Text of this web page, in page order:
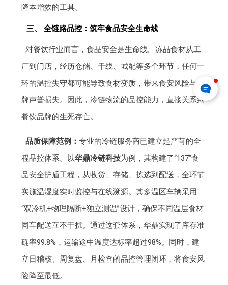
降本增效的工具。
三、 全链路品控：筑牢食品安全生命线
对餐饮行业而言，食品安全是生命线。冻品食材从工
厂到门店，经历仓储、干线、城配等多个环节，任何一
环的温控失守都可能导致食材变质，带来食安风险与品
牌声誉损失。因此，冷链物流的品控能力，直接关系到
餐饮品牌的生死存亡。
品质保障范例： 专业的冷链服务商已建立起严苛的全
程品控体系。以华鼎冷链科技为例，其构建了“137”食
品安全护盾工程，从收货、存储、拣选到配送，全环节
实施温湿度实时监控与在线溯源。其多温区车辆采用
“双冷机+物理隔断+独立测温”设计，确保不同温层食材
同车配送互不干扰。通过这套体系，华鼎实现了库存准
确率99.8%，运输途中温度达标率超过98%。同时，建
立日稽核、周复盘、月检查的品控管理闭环，将食安风
险降至最低。